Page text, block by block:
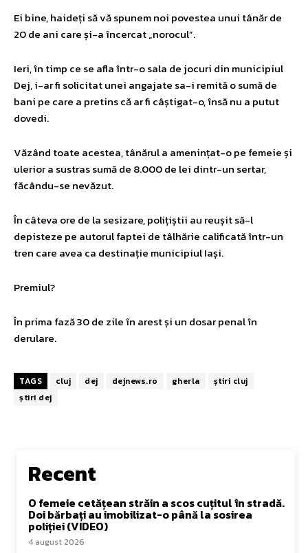
Ei bine, haideți să vă spunem noi povestea unui tânăr de
20 de ani care și-a încercat „norocul”.
Ieri, în timp ce se afla într-o sala de jocuri din municipiul
Dej, i-ar fi solicitat unei angajate sa-i remită o sumă de
bani pe care a pretins că ar fi câștigat-o, însă nu a putut
dovedi.
Văzând toate acestea, tânărul a amenințat-o pe femeie și
ulerior a sustras sumă de 8.000 de lei dintr-un sertar,
făcându-se nevăzut.
În câteva ore de la sesizare, polițiștii au reușit să-l
depisteze pe autorul faptei de tâlhărie calificată într-un
tren care avea ca destinație municipiul Iași.
Premiul?
În prima fază 30 de zile în arest și un dosar penal în
derulare.
TAGS cluj dej dejnews.ro gherla
știri cluj
știri dej
Recent
O femeie cetățean străin a scos cuțitul în stradă.
Doi bărbați au imobilizat-o până la sosirea
poliției (VIDEO)
4 august 2026